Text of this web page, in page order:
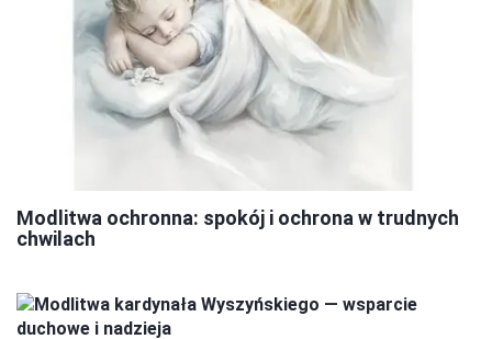
Modlitwa ochronna: spokój i ochrona w trudnych
chwilach